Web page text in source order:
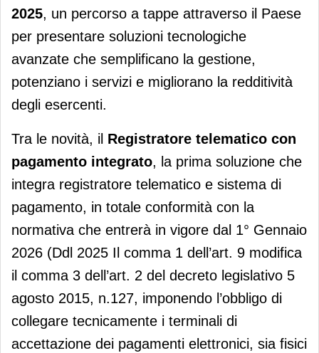
2025, un percorso a tappe attraverso il Paese
per presentare soluzioni tecnologiche
avanzate che semplificano la gestione,
potenziano i servizi e migliorano la redditività
degli esercenti.
Tra le novità, il Registratore telematico con
pagamento integrato, la prima soluzione che
integra registratore telematico e sistema di
pagamento, in totale conformità con la
normativa che entrerà in vigore dal 1° Gennaio
2026 (Ddl 2025 Il comma 1 dell’art. 9 modifica
il comma 3 dell’art. 2 del decreto legislativo 5
agosto 2015, n.127, imponendo l’obbligo di
collegare tecnicamente i terminali di
accettazione dei pagamenti elettronici, sia fisici